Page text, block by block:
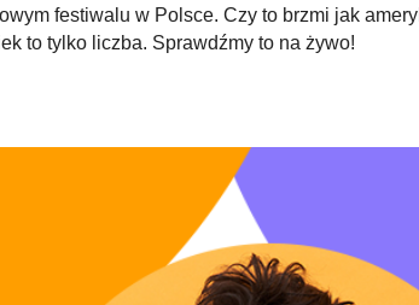
festiwalu w Polsce. Czy to brzmi jak
to tylko liczba. Sprawdźmy to na żywo!